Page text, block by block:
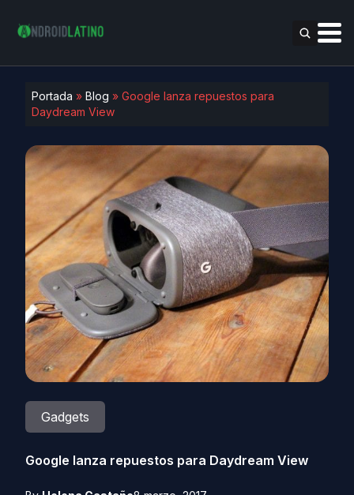
Portada » Blog » Google lanza repuestos para
Daydream View
Gadgets
Google lanza repuestos para Daydream View